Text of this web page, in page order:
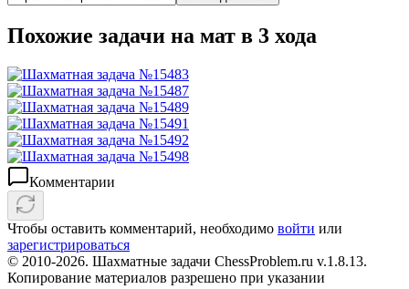
Похожие задачи на мат в 3 хода
Комментарии
Чтобы оставить комментарий, необходимо войти или
зарегистрироваться
© 2010-2026. Шахматные задачи ChessProblem.ru v.1.8.13.
Копирование материалов разрешено при указании